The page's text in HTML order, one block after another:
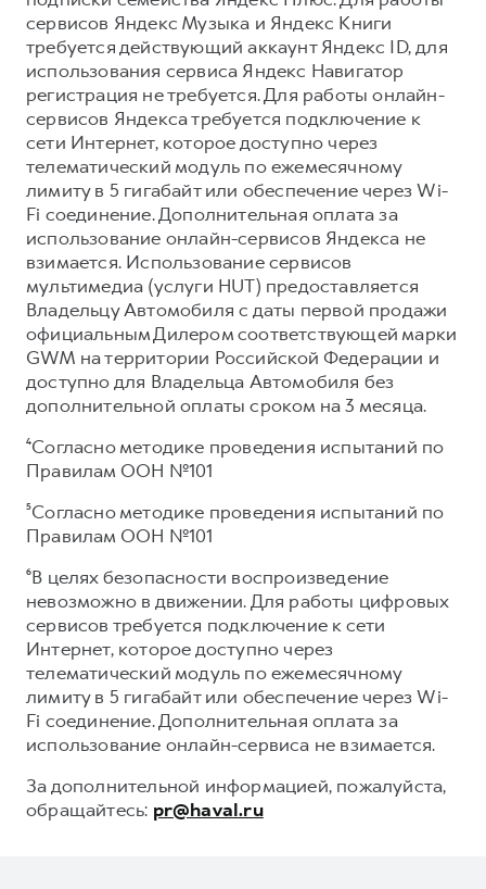
сервисов Яндекс Музыка и Яндекс Книги
требуется действующий аккаунт Яндекс ID, для
использования сервиса Яндекс Навигатор
регистрация не требуется. Для работы онлайн-
сервисов Яндекса требуется подключение к
сети Интернет, которое доступно через
телематический модуль по ежемесячному
лимиту в 5 гигабайт или обеспечение через Wi-
Fi соединение. Дополнительная оплата за
использование онлайн-сервисов Яндекса не
взимается. Использование сервисов
мультимедиа (услуги HUT) предоставляется
Владельцу Автомобиля с даты первой продажи
официальным Дилером соответствующей марки
GWM на территории Российской Федерации и
доступно для Владельца Автомобиля без
дополнительной оплаты сроком на 3 месяца.
⁴Согласно методике проведения испытаний по
Правилам ООН №101
⁵Согласно методике проведения испытаний по
Правилам ООН №101
⁶В целях безопасности воспроизведение
невозможно в движении. Для работы цифровых
сервисов требуется подключение к сети
Интернет, которое доступно через
телематический модуль по ежемесячному
лимиту в 5 гигабайт или обеспечение через Wi-
Fi соединение. Дополнительная оплата за
использование онлайн-сервиса не взимается.
За дополнительной информацией, пожалуйста,
обращайтесь: pr@haval.ru